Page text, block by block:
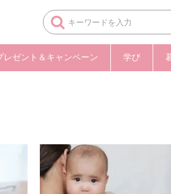
レゼント＆キャンペーン 学び